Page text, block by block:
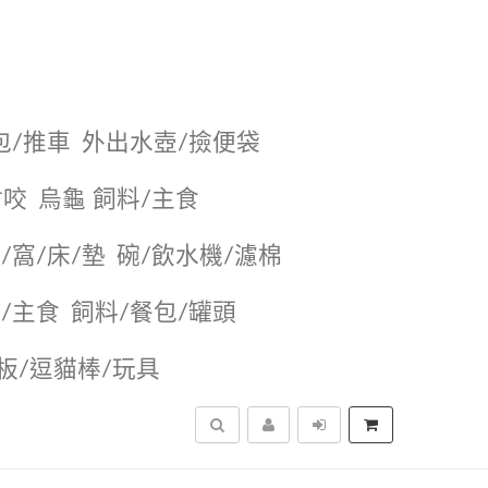
/推車 外出水壺/撿便袋
烏龜 飼料/主食
窩/床/墊 碗/飲水機/濾棉
主食 飼料/餐包/罐頭
/逗貓棒/玩具
搜尋